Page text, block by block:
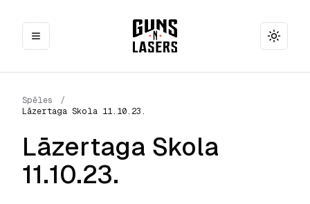
Toggle
Spēles
/
Lāzertaga Skola 11.10.23.
Lāzertaga Skola
11.10.23.